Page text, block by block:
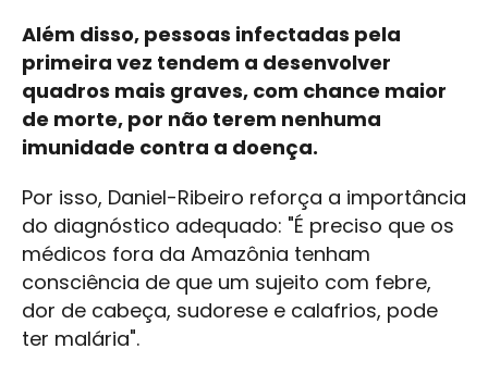
Além disso, pessoas infectadas pela
primeira vez tendem a desenvolver
quadros mais graves, com chance maior
de morte, por não terem nenhuma
imunidade contra a doença.
Por isso, Daniel-Ribeiro reforça a importância
do diagnóstico adequado: "É preciso que os
médicos fora da Amazônia tenham
consciência de que um sujeito com febre,
dor de cabeça, sudorese e calafrios, pode
ter malária".